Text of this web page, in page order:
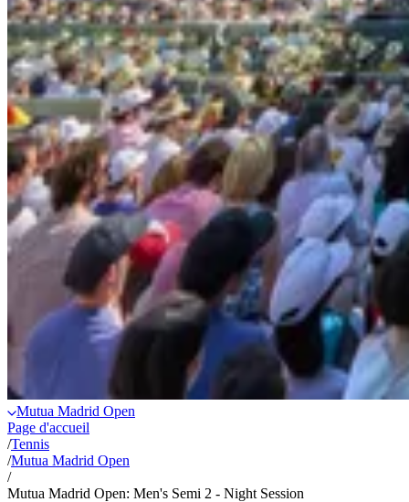
Mutua Madrid Open
Page d'accueil
/Tennis
/Mutua Madrid Open
/
Mutua Madrid Open: Men's Semi 2 - Night Session